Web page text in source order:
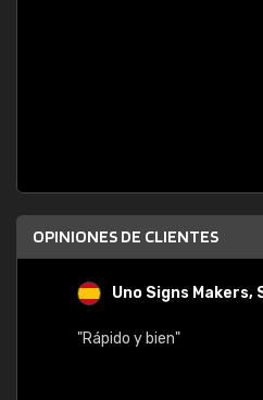
OPINIONES DE CLIENTES
Uno Signs Makers,
"Rápido y bien"